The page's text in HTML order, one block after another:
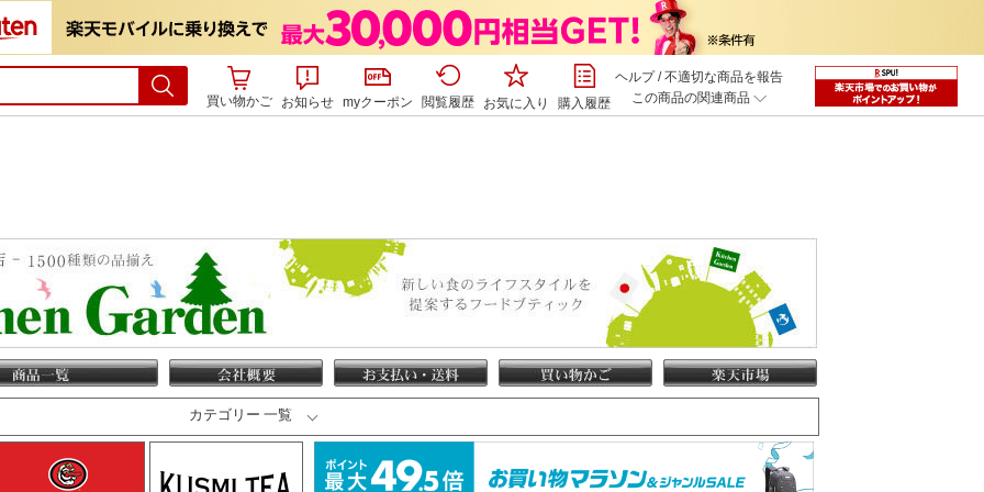
買い物かご お知らせ myクーポン 閲覧履歴 お気に入り 購入履歴
ヘルプ/不適切な商品を報告
この商品の関連商品
カテゴリー 一覧